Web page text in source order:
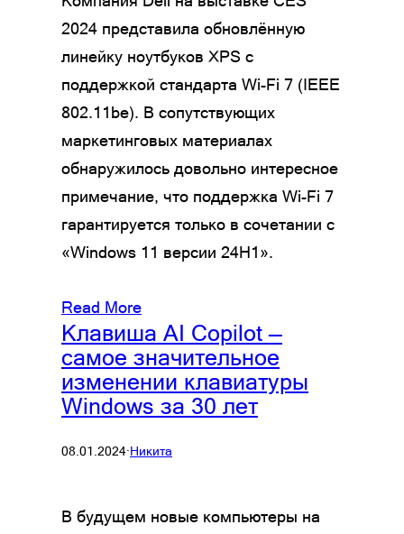
2024 представила обновлённую
линейку ноутбуков XPS с
поддержкой стандарта Wi-Fi 7 (IEEE
802.11be). В сопутствующих
маркетинговых материалах
обнаружилось довольно интересное
примечание, что поддержка Wi-Fi 7
гарантируется только в сочетании с
«Windows 11 версии 24H1».
Read More
Клавиша AI Copilot —
самое значительное
изменении клавиатуры
Windows за 30 лет
08.01.2024·Никита
В будущем новые компьютеры на